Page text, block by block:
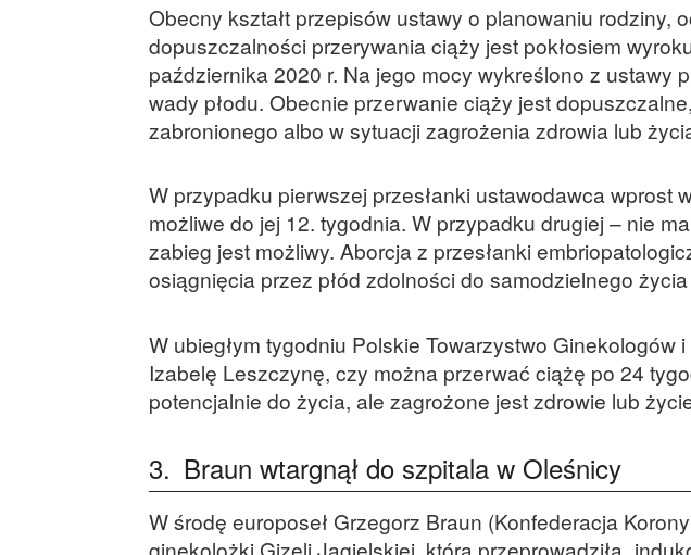
Obecny kształt przepisów ustawy o planowaniu rodziny,
dopuszczalności przerywania ciąży jest pokłosiem
października 2020 r. Na jego mocy wykreślono z ustawy
wady płodu. Obecnie przerwanie ciąży jest
zabronionego albo w sytuacji zagrożenia zdrowia lub
W przypadku pierwszej przesłanki ustawodawca wprost
możliwe do jej 12. tygodnia. W przypadku drugiej – nie
zabieg jest możliwy. Aborcja z przesłanki
osiągnięcia przez płód zdolności do samodzielnego
W ubiegłym tygodniu Polskie Towarzystwo Ginekologów
Izabelę Leszczynę, czy można przerwać ciążę po 24
potencjalnie do życia, ale zagrożone jest zdrowie lub
3. Braun wtargnął do szpitala w Oleśnicy
W środę europoseł Grzegorz Braun (Konfederacja